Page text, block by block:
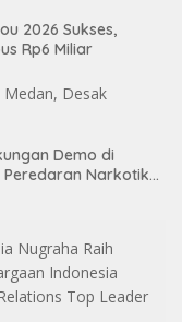
2026 Sukses,
Rp6 Miliar
Demo di
Peredaran Narkotika